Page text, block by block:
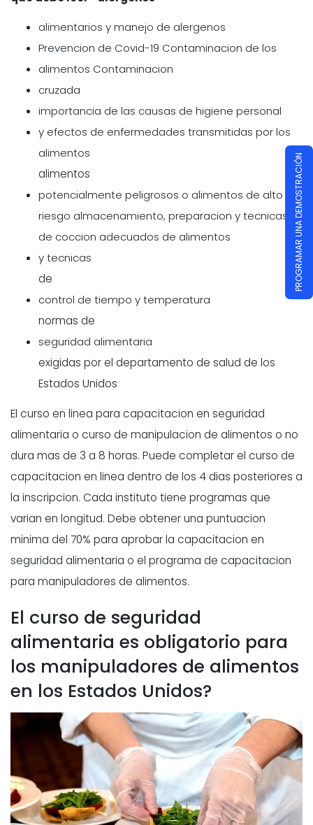
alimentarios y manejo de alergenos
Prevencion de Covid-19 Contaminacion de los
alimentos Contaminacion
cruzada
importancia de las causas de higiene personal
y efectos de enfermedades transmitidas por los
alimentos
alimentos
potencialmente peligrosos o alimentos de alto
riesgo almacenamiento, preparacion y tecnicas
de coccion adecuados de alimentos
y tecnicas
de
control de tiempo y temperatura
normas de
seguridad alimentaria
exigidas por el departamento de salud de los
Estados Unidos
El curso en linea para capacitacion en seguridad
alimentaria o curso de manipulacion de alimentos o no
dura mas de 3 a 8 horas. Puede completar el curso de
capacitacion en linea dentro de los 4 dias posteriores a
la inscripcion. Cada instituto tiene programas que
varian en longitud. Debe obtener una puntuacion
minima del 70% para aprobar la capacitacion en
seguridad alimentaria o el programa de capacitacion
para manipuladores de alimentos.
El curso de seguridad
alimentaria es obligatorio para
los manipuladores de alimentos
en los Estados Unidos?
PROGRAMAR UNA DEMOSTRACIÓN